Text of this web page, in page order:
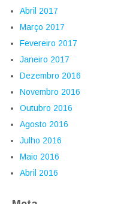
Abril 2017
Março 2017
Fevereiro 2017
Janeiro 2017
Dezembro 2016
Novembro 2016
Outubro 2016
Agosto 2016
Julho 2016
Maio 2016
Abril 2016